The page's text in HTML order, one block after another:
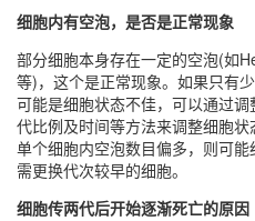
细胞内有空泡，是否是正常现象
部分细胞本身存在一定的空泡(如
等)，这个是正常现象。如果只有
可能是细胞状态不佳，可以通过
代比例及时间等方法来调整细胞
单个细胞内空泡数目偏多，则可能
需更换代次较早的细胞。
细胞传两代后开始逐渐死亡的原因